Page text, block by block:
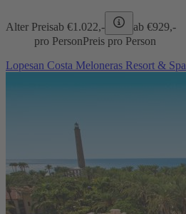
Alter Preisab €1.022,- ab €929,-
pro PersonPreis pro Person
Lopesan Costa Meloneras Resort & Spa